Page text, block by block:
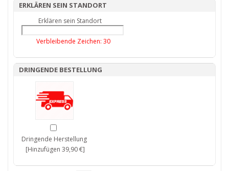
ERKLÄREN SEIN STANDORT
Erklären sein Standort
Verbleibende Zeichen: 30
DRINGENDE BESTELLUNG
Dringende Herstellung
[Hinzufügen 39,90 €]